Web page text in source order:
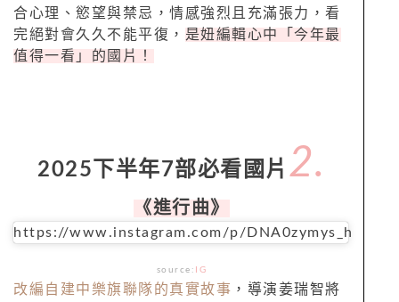
合心理、慾望與禁忌，情感強烈且充滿張力，看
完絕對會久久不能平復， 是妞編輯心中「今年最
值得一看」的國片！
2025下半年7部必看國片 2.
《進行曲》
https://www.instagram.com/p/DNA0zymys_h
source: IG
改編自建中樂旗聯隊的真實故事 ，導演姜瑞智將